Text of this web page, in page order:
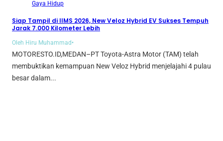
Gaya Hidup
Siap Tampil di IIMS 2026, New Veloz Hybrid EV Sukses Tempuh
Jarak 7.000 Kilometer Lebih
Oleh Hiru Muhammad•
MOTORESTO.ID,MEDAN–PT Toyota-Astra Motor (TAM) telah
membuktikan kemampuan New Veloz Hybrid menjelajahi 4 pulau
besar dalam...